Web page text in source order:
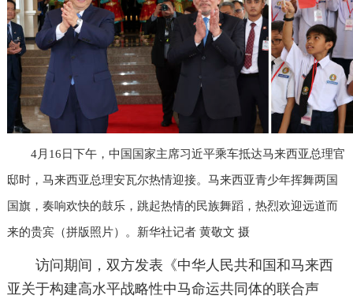
4月16日下午，中国国家主席习近平乘车抵达马来西亚总理官
邸时，马来西亚总理安瓦尔热情迎接。马来西亚青少年挥舞两国
国旗，奏响欢快的鼓乐，跳起热情的民族舞蹈，热烈欢迎远道而
来的贵宾（拼版照片）。新华社记者 黄敬文 摄
访问期间，双方发表《中华人民共和国和马来西
亚关于构建高水平战略性中马命运共同体的联合声